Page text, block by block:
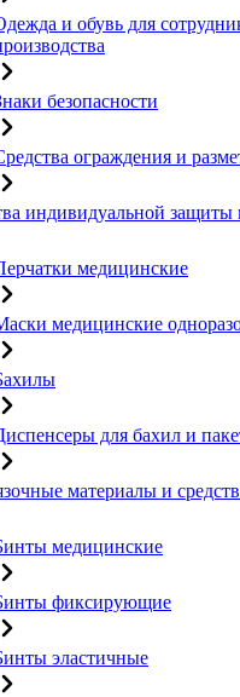
и обувь для
безопасности
ограждения и
индивидуальной защиты
медицинские
медицинские
для бахил и
материалы и
медицинские
фиксирующие
эластичные